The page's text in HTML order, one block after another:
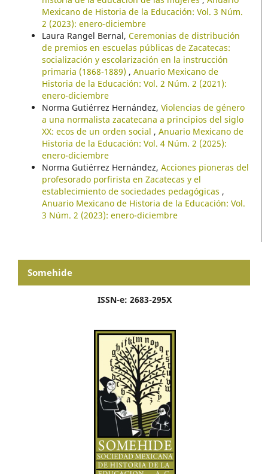
Mexicano de Historia de la Educación: Vol. 3 Núm.
2 (2023): enero-diciembre
Laura Rangel Bernal, Ceremonias de distribución
de premios en escuelas públicas de Zacatecas:
socialización y escolarización en la instrucción
primaria (1868-1889) , Anuario Mexicano de
Historia de la Educación: Vol. 2 Núm. 2 (2021):
enero-diciembre
Norma Gutiérrez Hernández, Violencias de género
a una normalista zacatecana a principios del siglo
XX: ecos de un orden social , Anuario Mexicano de
Historia de la Educación: Vol. 4 Núm. 2 (2025):
enero-diciembre
Norma Gutiérrez Hernández, Acciones pioneras del
profesorado porfirista en Zacatecas y el
establecimiento de sociedades pedagógicas ,
Anuario Mexicano de Historia de la Educación: Vol.
3 Núm. 2 (2023): enero-diciembre
Somehide
ISSN-e: 2683-295X